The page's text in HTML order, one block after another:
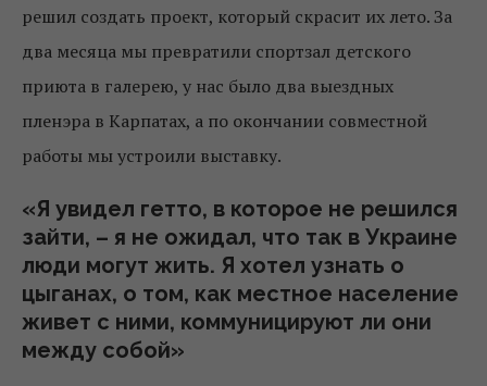
решил создать проект, который скрасит их лето. За
два месяца мы превратили спортзал детского
приюта в галерею, у нас было два выездных
пленэра в Карпатах, а по окончании совместной
работы мы устроили выставку.
«Я увидел гетто, в которое не решился
зайти, – я не ожидал, что так в Украине
люди могут жить. Я хотел узнать о
цыганах, о том, как местное население
живет с ними, коммуницируют ли они
между собой»